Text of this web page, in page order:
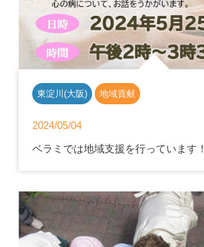
東淀川(大阪) 地域貢献
2024/05/04
ベラミでは地域支援を行っています！